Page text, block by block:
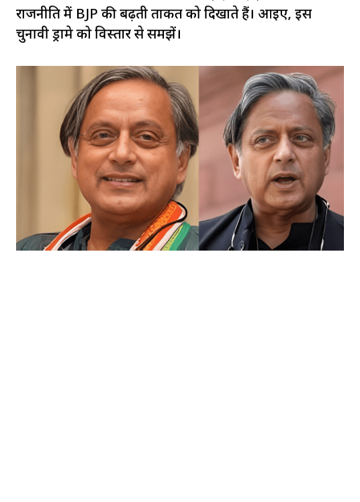
राजनीति में BJP की बढ़ती ताकत को दिखाते हैं। आइए, इस
चुनावी ड्रामे को विस्तार से समझें।